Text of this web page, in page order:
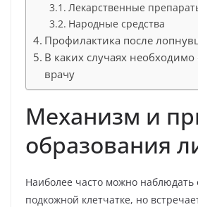
Лекарственные
Народные средства
Профилактика после
В каких случаях необходимо
врачу
Механизм и
образования
Наиболее часто можно наблюдать
подкожной клетчатке, но